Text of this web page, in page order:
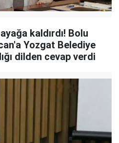
kaldırdı! Bolu
Yozgat Belediye
dilden cevap verdi